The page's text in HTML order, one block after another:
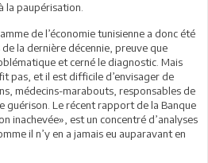
la paupérisation.
de l’économie tunisienne a donc été
la dernière décennie, preuve que
et cerné le diagnostic. Mais
pas, et il est difficile d’envisager de
médecins-marabouts, responsables de
guérison. Le récent rapport de la Banque
inachevée», est un concentré d’analyses
il n’y en a jamais eu auparavant en